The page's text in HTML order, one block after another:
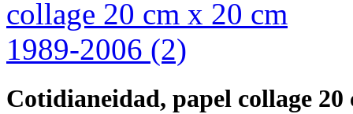
Cotidianeidad, papel collage 20